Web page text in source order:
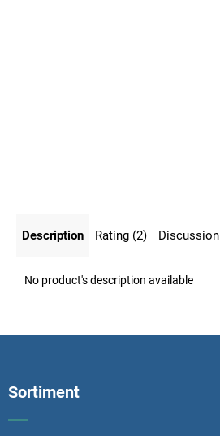
Description Rating (2) Discussion
No product's description available
Sortiment